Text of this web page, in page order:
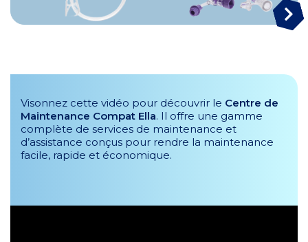
Visonnez cette vidéo pour découvrir le Centre de
Maintenance Compat Ella. Il offre une gamme
complète de services de maintenance et
d’assistance conçus pour rendre la maintenance
facile, rapide et économique.